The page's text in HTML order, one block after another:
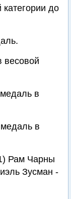
до
весовой
в
в
Рам Чарны
Зусман -